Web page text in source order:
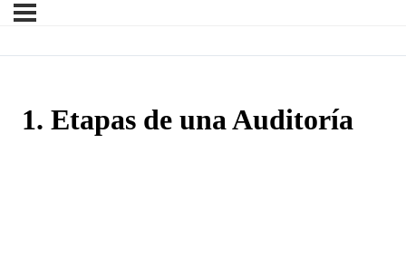
1. Etapas de una Auditoría